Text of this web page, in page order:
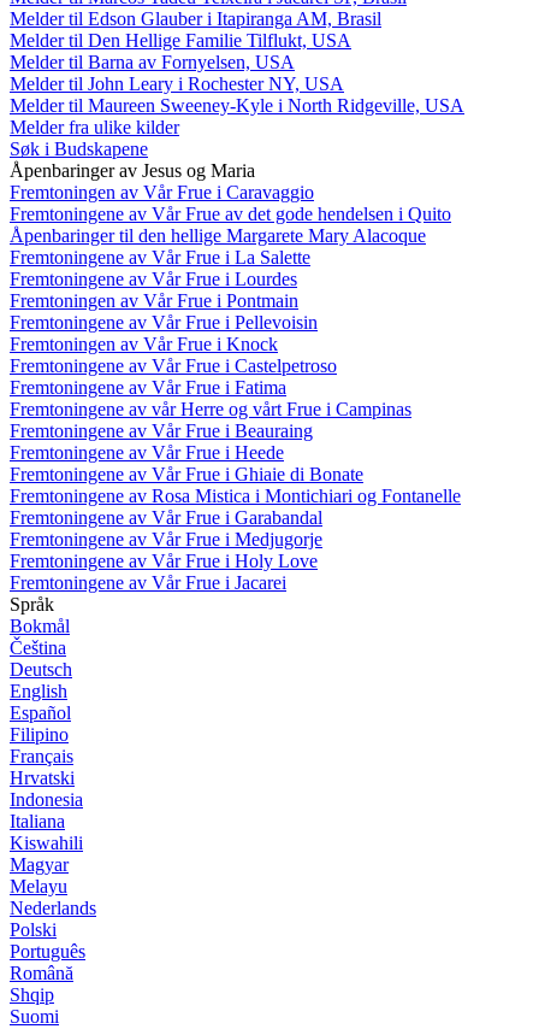
Melder til Edson Glauber i Itapiranga AM, Brasil
Melder til Den Hellige Familie Tilflukt, USA
Melder til Barna av Fornyelsen, USA
Melder til John Leary i Rochester NY, USA
Melder til Maureen Sweeney-Kyle i North Ridgeville, USA
Melder fra ulike kilder
Søk i Budskapene
Åpenbaringer av Jesus og Maria
Fremtoningen av Vår Frue i Caravaggio
Fremtoningene av Vår Frue av det gode hendelsen i Quito
Åpenbaringer til den hellige Margarete Mary Alacoque
Fremtoningene av Vår Frue i La Salette
Fremtoningene av Vår Frue i Lourdes
Fremtoningen av Vår Frue i Pontmain
Fremtoningene av Vår Frue i Pellevoisin
Fremtoningen av Vår Frue i Knock
Fremtoningene av Vår Frue i Castelpetroso
Fremtoningene av Vår Frue i Fatima
Fremtoningene av vår Herre og vårt Frue i Campinas
Fremtoningene av Vår Frue i Beauraing
Fremtoningene av Vår Frue i Heede
Fremtoningene av Vår Frue i Ghiaie di Bonate
Fremtoningene av Rosa Mistica i Montichiari og Fontanelle
Fremtoningene av Vår Frue i Garabandal
Fremtoningene av Vår Frue i Medjugorje
Fremtoningene av Vår Frue i Holy Love
Fremtoningene av Vår Frue i Jacarei
Språk
Bokmål
Čeština
Deutsch
English
Español
Filipino
Français
Hrvatski
Indonesia
Italiana
Kiswahili
Magyar
Melayu
Nederlands
Polski
Português
Română
Shqip
Suomi